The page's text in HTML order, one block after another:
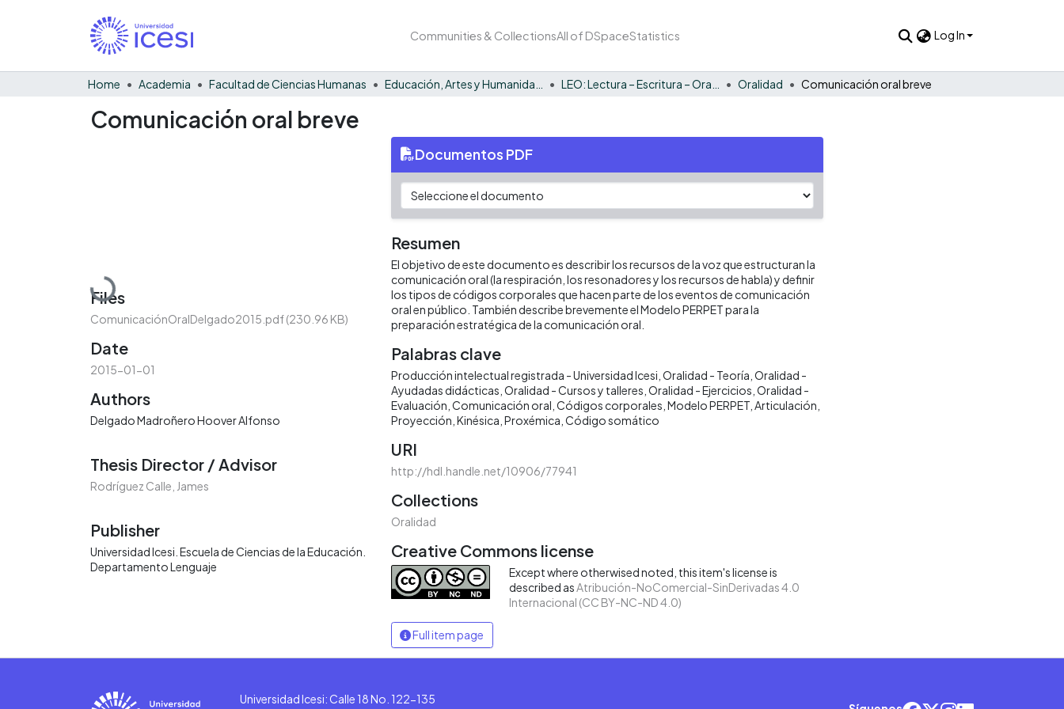
Communities & CollectionsAll of DSpaceStatistics Log In
Home Academia Facultad de Ciencias Humanas Oralidad Comunicación oral breve
Comunicación oral breve
Loading...
Files
ComunicaciónOralDelgado2015.pdf(230.96 KB)
Date
2015-01-01
Authors
Delgado Madroñero Hoover Alfonso
Thesis Director / Advisor
Rodríguez Calle, James
Publisher
Universidad Icesi. Escuela de Ciencias de la Educación.
Departamento Lenguaje
Documentos PDF
Resumen
El objetivo de este documento es describir los recursos de la voz que estructuran la
comunicación oral (la respiración, los resonadores y los recursos de habla) y definir
los tipos de códigos corporales que hacen parte de los eventos de comunicación
oral en público. También describe brevemente el Modelo PERPET para la
preparación estratégica de la comunicación oral.
Palabras clave
Producción intelectual registrada - Universidad Icesi Oralidad - Teoría Oralidad -
Ayudadas didácticas Oralidad - Cursos y talleres Oralidad - Ejercicios Oralidad -
Evaluación Comunicación oral Códigos corporales Modelo PERPET Articulación
Proyección Kinésica Proxémica Código somático
URI
http://hdl.handle.net/10906/77941
Collections
Oralidad
Creative Commons license
Except where otherwised noted, this item's license is
described as Atribución-NoComercial-SinDerivadas 4.0
Internacional (CC BY-NC-ND 4.0)
Full item page
Universidad Icesi: Calle 18 No. 122-135